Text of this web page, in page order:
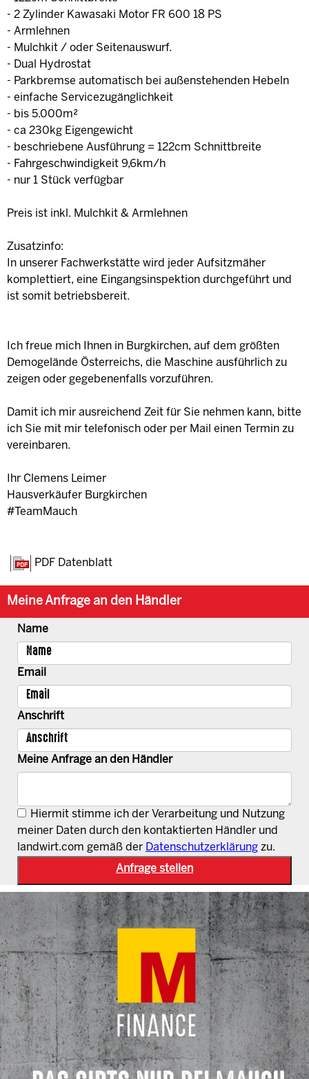
- 2 Zylinder Kawasaki Motor FR 600 18 PS
- Armlehnen
- Mulchkit / oder Seitenauswurf.
- Dual Hydrostat
- Parkbremse automatisch bei außenstehenden Hebeln
- einfache Servicezugänglichkeit
- bis 5.000m²
- ca 230kg Eigengewicht
- beschriebene Ausführung = 122cm Schnittbreite
- Fahrgeschwindigkeit 9,6km/h
- nur 1 Stück verfügbar
Preis ist inkl. Mulchkit & Armlehnen
Zusatzinfo:
In unserer Fachwerkstätte wird jeder Aufsitzmäher
komplettiert, eine Eingangsinspektion durchgeführt und
ist somit betriebsbereit.
Ich freue mich Ihnen in Burgkirchen, auf dem größten
Demogelände Österreichs, die Maschine ausführlich zu
zeigen oder gegebenenfalls vorzuführen.
Damit ich mir ausreichend Zeit für Sie nehmen kann, bitte
ich Sie mit mir telefonisch oder per Mail einen Termin zu
vereinbaren.
Ihr Clemens Leimer
Hausverkäufer Burgkirchen
#TeamMauch
PDF Datenblatt
Meine Anfrage an den Händler
Name
Email
Anschrift
Meine Anfrage an den Händler
Hiermit stimme ich der Verarbeitung und Nutzung
meiner Daten durch den kontaktierten Händler und
landwirt.com gemäß der Datenschutzerklärung zu.